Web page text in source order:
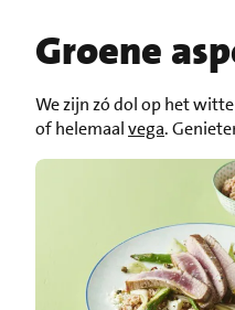
Groene
We zijn zó dol op het
of helemaalvega.